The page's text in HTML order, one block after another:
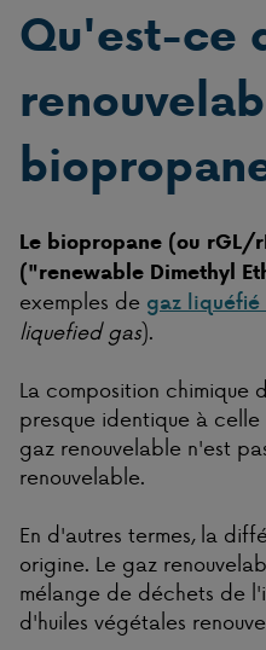
Qu'est-ce
Le biopropane (ou rGL/
("renewable Dimethyl
exemples de gaz liquéfié
liquefied gas).
La composition chimique
presque identique à celle
gaz renouvelable n'est
renouvelable.
En d'autres termes, la
origine. Le gaz
mélange de déchets de
d'huiles végétales